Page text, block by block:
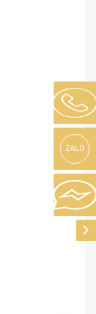
ZALO